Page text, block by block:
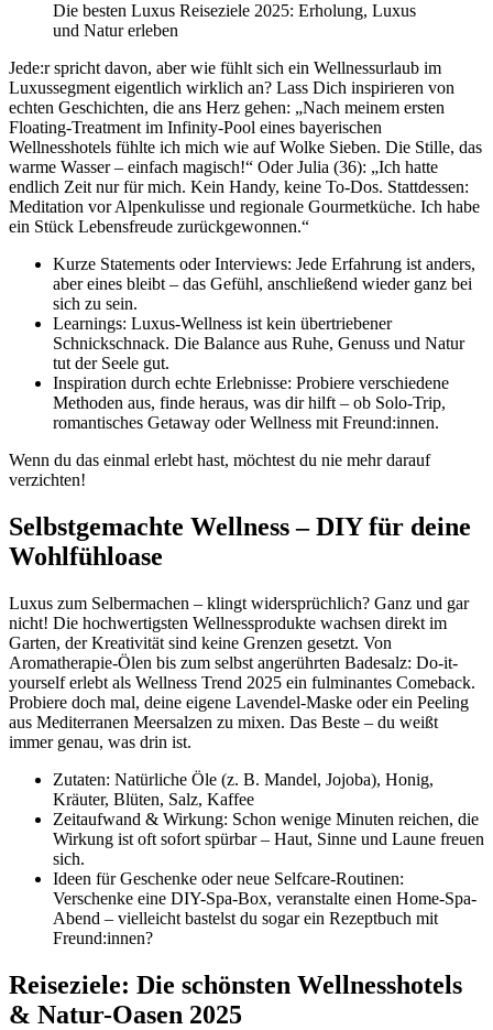
Die besten Luxus Reiseziele 2025: Erholung, Luxus
und Natur erleben
Jede:r spricht davon, aber wie fühlt sich ein Wellnessurlaub im
Luxussegment eigentlich wirklich an? Lass Dich inspirieren von
echten Geschichten, die ans Herz gehen: „Nach meinem ersten
Floating-Treatment im Infinity-Pool eines bayerischen
Wellnesshotels fühlte ich mich wie auf Wolke Sieben. Die Stille, das
warme Wasser – einfach magisch!“ Oder Julia (36): „Ich hatte
endlich Zeit nur für mich. Kein Handy, keine To-Dos. Stattdessen:
Meditation vor Alpenkulisse und regionale Gourmetküche. Ich habe
ein Stück Lebensfreude zurückgewonnen.“
Kurze Statements oder Interviews: Jede Erfahrung ist anders,
aber eines bleibt – das Gefühl, anschließend wieder ganz bei
sich zu sein.
Learnings: Luxus-Wellness ist kein übertriebener
Schnickschnack. Die Balance aus Ruhe, Genuss und Natur
tut der Seele gut.
Inspiration durch echte Erlebnisse: Probiere verschiedene
Methoden aus, finde heraus, was dir hilft – ob Solo-Trip,
romantisches Getaway oder Wellness mit Freund:innen.
Wenn du das einmal erlebt hast, möchtest du nie mehr darauf
verzichten!
Selbstgemachte Wellness – DIY für deine
Wohlfühloase
Luxus zum Selbermachen – klingt widersprüchlich? Ganz und gar
nicht! Die hochwertigsten Wellnessprodukte wachsen direkt im
Garten, der Kreativität sind keine Grenzen gesetzt. Von
Aromatherapie-Ölen bis zum selbst angerührten Badesalz: Do-it-
yourself erlebt als Wellness Trend 2025 ein fulminantes Comeback.
Probiere doch mal, deine eigene Lavendel-Maske oder ein Peeling
aus Mediterranen Meersalzen zu mixen. Das Beste – du weißt
immer genau, was drin ist.
Zutaten: Natürliche Öle (z. B. Mandel, Jojoba), Honig,
Kräuter, Blüten, Salz, Kaffee
Zeitaufwand & Wirkung: Schon wenige Minuten reichen, die
Wirkung ist oft sofort spürbar – Haut, Sinne und Laune freuen
sich.
Ideen für Geschenke oder neue Selfcare-Routinen:
Verschenke eine DIY-Spa-Box, veranstalte einen Home-Spa-
Abend – vielleicht bastelst du sogar ein Rezeptbuch mit
Freund:innen?
Reiseziele: Die schönsten Wellnesshotels
& Natur-Oasen 2025